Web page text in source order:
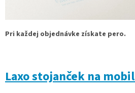
Pri každej objednávke získate pero.
Laxo stojanček na mobil